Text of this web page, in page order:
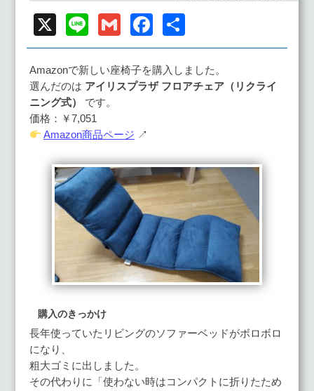
X Line GmailFacebook
有
Amazonで新しい座椅子を購入しました。
選んだのは アイリスプラザ フロアチェア（リクライ
ニング式）
です。
価格：￥7,051
Amazon商品ページ ↗
購入のきっかけ
長年使っていたリビングのソファーベッドがボロボロ
になり、
粗大ゴミに出しました。
その代わりに「使わない時はコンパクトに折りたため